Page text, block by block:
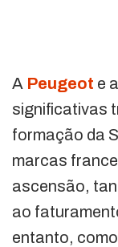
A Peugeot e
significativas
formação da
marcas
ascensão,
ao
entanto,